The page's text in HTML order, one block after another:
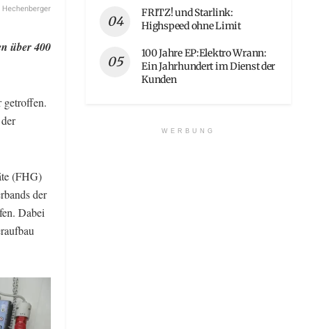
über 400
getroffen.
(FHG)
der
Dabei
FRITZ! und Starlink:
Highspeed ohne Limit
100 Jahre EP:Elektro Wrann:
Ein Jahrhundert im Dienst der
Kunden
WERBUNG